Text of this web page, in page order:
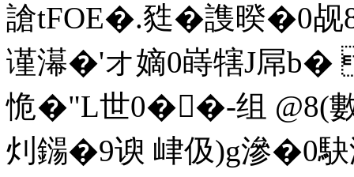
謒tFOE�.甤�謢暌�0
谨濗�'オ嫡0 嵵犗J屌
恑�"L世0��-组 @8(
灲鐋�9谀 峍伋)g滲�0